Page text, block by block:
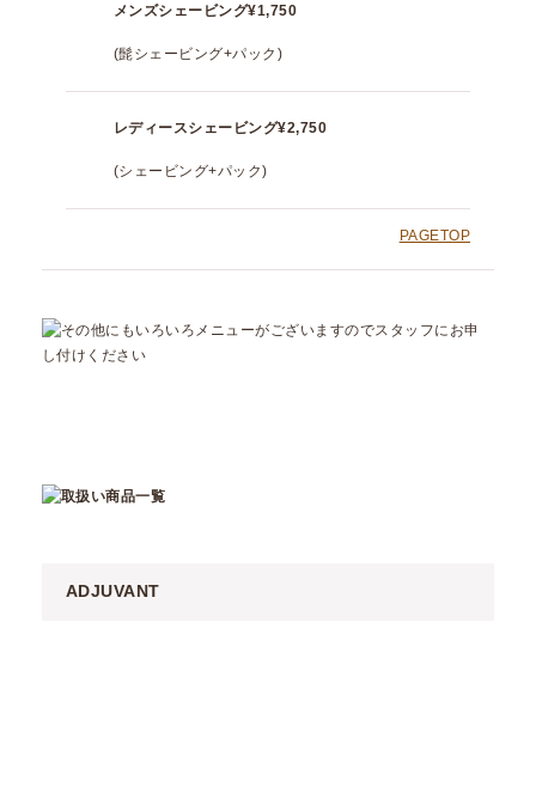
メンズシェービング¥1,750
(髭シェービング+パック)
レディースシェービング¥2,750
(シェービング+パック)
PAGETOP
ADJUVANT